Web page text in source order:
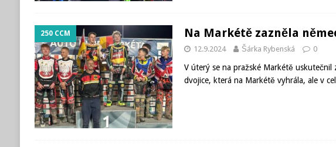
250 CCM Na Markétě zazněla
12.9.2024 Šárka Rybenská 0
V úterý se na pražské Markétě uskutečnil
dvojice, která na Markétě vyhrála, ale v